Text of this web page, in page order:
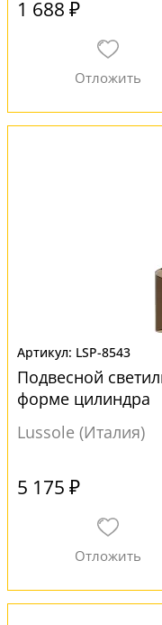
1 688 ₽
LSP-8543
Подвесной
форме цилиндра
Lussole (Италия)
5 175 ₽